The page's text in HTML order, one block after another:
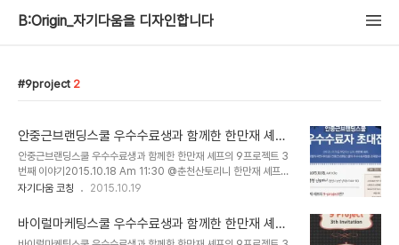
B:Origin_자기다움을 디자인합니다
9project 2
안중근브랜딩스쿨 우수수료생과 함께한 한만재 셰프
의 9프로젝트 5번째 @ 춘천산토리니
안중근브랜딩스쿨 우수수료생과 함께한 한만재 셰프의 9프로젝트 3
번째 이야기2015.10.18 Am 11:30 @춘천산토리니 한만재 셰프의
10월의 나인프로젝트는 안중근브랜딩스쿨 우수수료자와 함께합니다.
젝트는 특별히 더 기대되었다. 나인프로젝트 전 한만재 셰프의 메뉴 구
성을 내가 가장 먼저 듣는데,이번 메뉴는 대부분 처음 선보이는 것들이
자기다움 코칭 2015.10.19
바이럴마케팅스쿨 우수수료생과 함께한 한만재 셰프
의 9프로젝트 3번째 @ 춘천산토리니